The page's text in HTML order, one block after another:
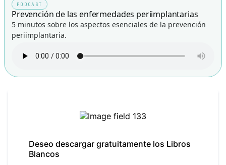
PODCAST
Prevención de las enfermedades periimplantarias
5 minutos sobre los aspectos esenciales de la prevención
periimplantaria.